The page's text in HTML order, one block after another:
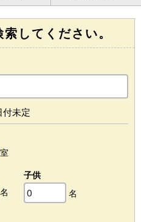
してください。
付未定
室
名
子供
名